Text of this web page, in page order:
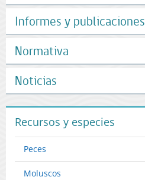
Informes y publicaciones
Normativa
Noticias
Recursos y especies
Peces
Moluscos